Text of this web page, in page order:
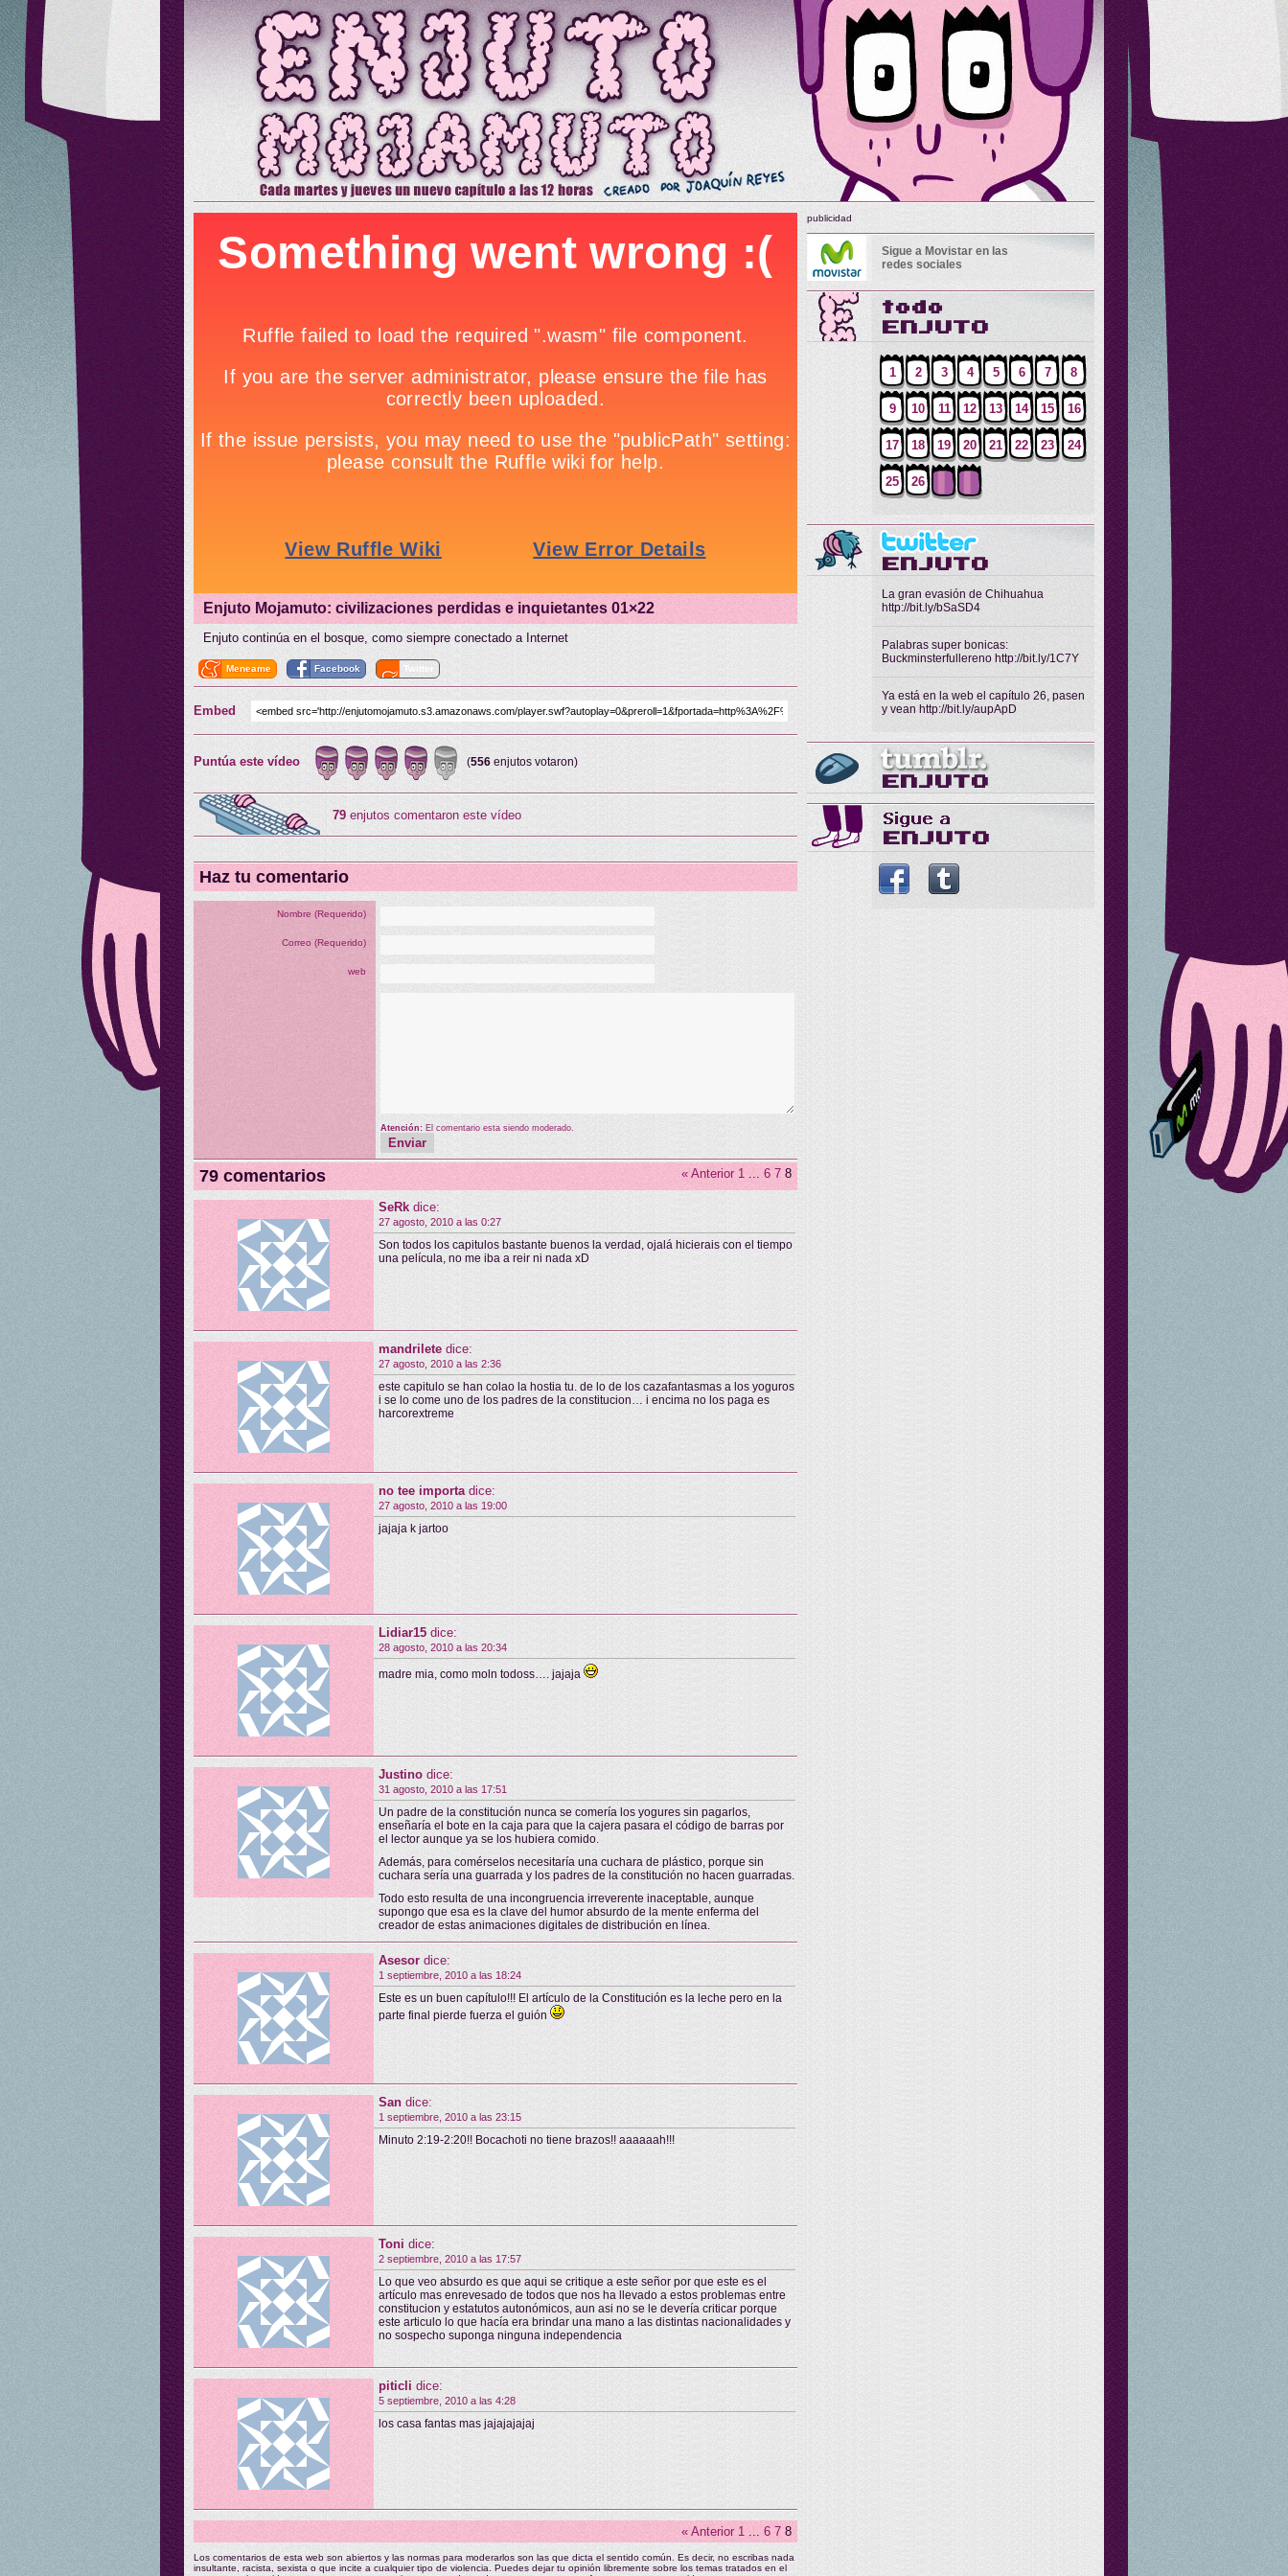
Enjuto Mojamuto: civilizaciones perdidas e inquietantes 01×22
Enjuto continúa en el bosque, como siempre conectado a Internet
Meneame Facebook Twitter
Embed
Puntúa este vídeo (556 enjutos votaron)
79 enjutos comentaron este vídeo
Haz tu comentario
Nombre (Requerido)
Correo (Requerido)
web
Atención: El comentario esta siendo moderado.
79 comentarios « Anterior 1 ... 6 7 8
SeRk dice:
27 agosto, 2010 a las 0:27
Son todos los capitulos bastante buenos la verdad, ojalá hicierais con el tiempo
una película, no me iba a reir ni nada xD
mandrilete dice:
27 agosto, 2010 a las 2:36
este capitulo se han colao la hostia tu. de lo de los cazafantasmas a los yoguros
i se lo come uno de los padres de la constitucion… i encima no los paga es
harcorextreme
no tee importa dice:
27 agosto, 2010 a las 19:00
jajaja k jartoo
Lidiar15 dice:
28 agosto, 2010 a las 20:34
madre mia, como moln todoss…. jajaja
Justino dice:
31 agosto, 2010 a las 17:51
Un padre de la constitución nunca se comería los yogures sin pagarlos,
enseñaría el bote en la caja para que la cajera pasara el código de barras por
el lector aunque ya se los hubiera comido.
Además, para comérselos necesitaría una cuchara de plástico, porque sin
cuchara sería una guarrada y los padres de la constitución no hacen guarradas.
Todo esto resulta de una incongruencia irreverente inaceptable, aunque
supongo que esa es la clave del humor absurdo de la mente enferma del
creador de estas animaciones digitales de distribución en línea.
Asesor dice:
1 septiembre, 2010 a las 18:24
Este es un buen capítulo!!! El artículo de la Constitución es la leche pero en la
parte final pierde fuerza el guión
San dice:
1 septiembre, 2010 a las 23:15
Minuto 2:19-2:20!! Bocachoti no tiene brazos!! aaaaaah!!!
Toni dice:
2 septiembre, 2010 a las 17:57
Lo que veo absurdo es que aqui se critique a este señor por que este es el
artículo mas enrevesado de todos que nos ha llevado a estos problemas entre
constitucion y estatutos autonómicos, aun asi no se le devería criticar porque
este articulo lo que hacía era brindar una mano a las distintas nacionalidades y
no sospecho suponga ninguna independencia
piticli dice:
5 septiembre, 2010 a las 4:28
los casa fantas mas jajajajajaj
« Anterior 1 ... 6 7 8
Los comentarios de esta web son abiertos y las normas para moderarlos son las que dicta el sentido común. Es decir, no escribas nada
insultante, racista, sexista o que incite a cualquier tipo de violencia. Puedes dejar tu opinión libremente sobre los temas tratados en el
publicidad
Sigue a Movistar en las
redes sociales
1 2 3 4 5 6 7 8
9 10 11 12 13 14 15 16
17 18 19 20 21 22 23 24
25 26
La gran evasión de Chihuahua
http://bit.ly/bSaSD4
Palabras super bonicas:
Buckminsterfullereno http://bit.ly/1C7Y
Ya está en la web el capítulo 26, pasen
y vean http://bit.ly/aupApD